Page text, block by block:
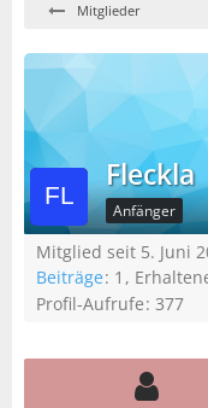
Mitglieder
Fleckla
Anfänger
Mitglied seit 5. Juni
Beiträge 1
Profil-Aufrufe 377